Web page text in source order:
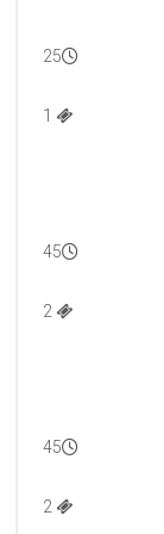
25
1
45
2
45
2